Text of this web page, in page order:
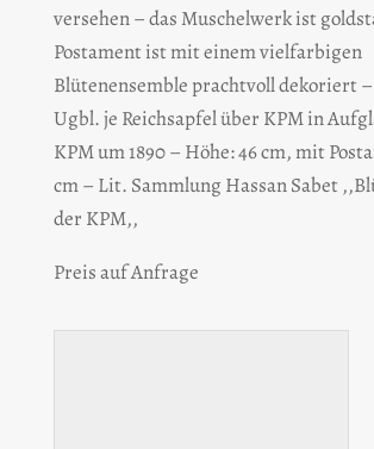
versehen – das Muschelwerk ist
Postament ist mit einem vielfarbigen
Blütenensemble prachtvoll dekoriert
Ugbl. je Reichsapfel über KPM in
KPM um 1890 – Höhe: 46 cm, mit
cm – Lit. Sammlung Hassan Sabet
der KPM,,
Preis auf Anfrage